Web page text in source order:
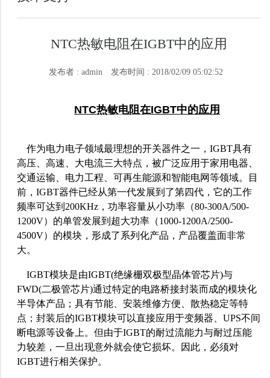
NTC热敏电阻在IGBT中的应用
发布者 : admin 发布时间 : 2018/02/09 05:02:52
NTC热敏电阻在IGBT中的应用
作为电力电子领域最理想的开关器件之一，IGBT具有
高压、高速、大电流三大特点，被广泛应用于家用电器、
交通运输、电力工程、可再生能源和智能电网等领域。目
前，IGBT器件已经从第一代发展到了第四代，它的工作
频率可达到200KHz，功率容量从小功率（80-300A/500-
1200V）的单管发展到超大功率（1000-1200A/2500-
4500V）的模块，形成了系列化产品，产品覆盖面非常
大。
IGBT模块是由IGBT(绝缘栅双极型晶体管芯片)与
FWD(二极管芯片)通过特定的电路桥接封装而成的模块化
半导体产品；具有节能、安装维修方便、散热稳定等特
点；封装后的IGBT模块可以直接应用于变频器、UPS不间
断电源等设备上。但由于IGBT的耐过流能力与耐过压能
力较差，一旦出现意外就会使它损坏。因此，必须对
IGBT进行相关保护。